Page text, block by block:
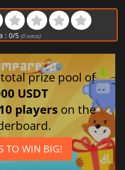
: 0/5 (0votos)
prize pool of
USDT
players on the
TO WIN BIG!